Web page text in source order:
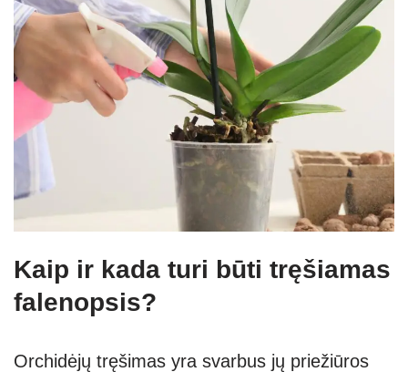
Kaip ir kada turi būti tręšiamas
falenopsis?
Orchidėjų tręšimas yra svarbus jų priežiūros